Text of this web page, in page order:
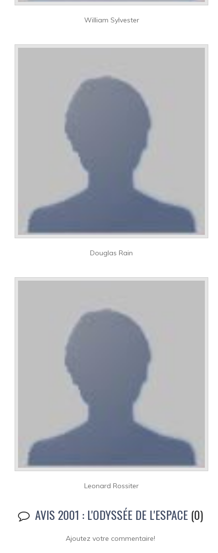
William Sylvester
Douglas Rain
Leonard Rossiter
AVIS 2001 : L'ODYSSÉE DE L'ESPACE(0)
Ajoutez votre commentaire!